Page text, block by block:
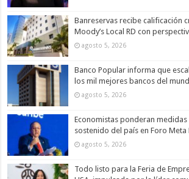
Banreservas recibe calificación
Moody’s Local RD con
agosto 5, 2026
Banco Popular informa que
los mil mejores bancos del
agosto 5, 2026
Economistas ponderan
sostenido del país en Foro Meta
agosto 5, 2026
Todo listo para la Feria de